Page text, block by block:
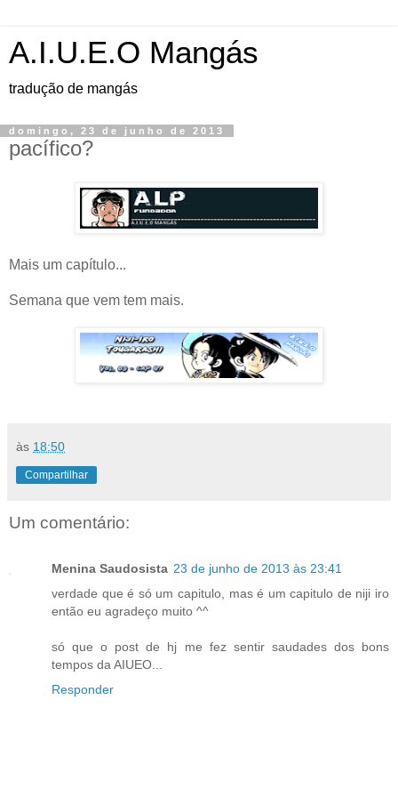
A.I.U.E.O Mangás
tradução de mangás
domingo, 23 de junho de 2013
pacífico?
Mais um capítulo...
Semana que vem tem mais.
às 18:50
Compartilhar
Um comentário:
Menina Saudosista 23 de junho de 2013 às 23:41
verdade que é só um capitulo, mas é um capitulo de niji iro
então eu agradeço muito ^^
só que o post de hj me fez sentir saudades dos bons
tempos da AIUEO...
Responder